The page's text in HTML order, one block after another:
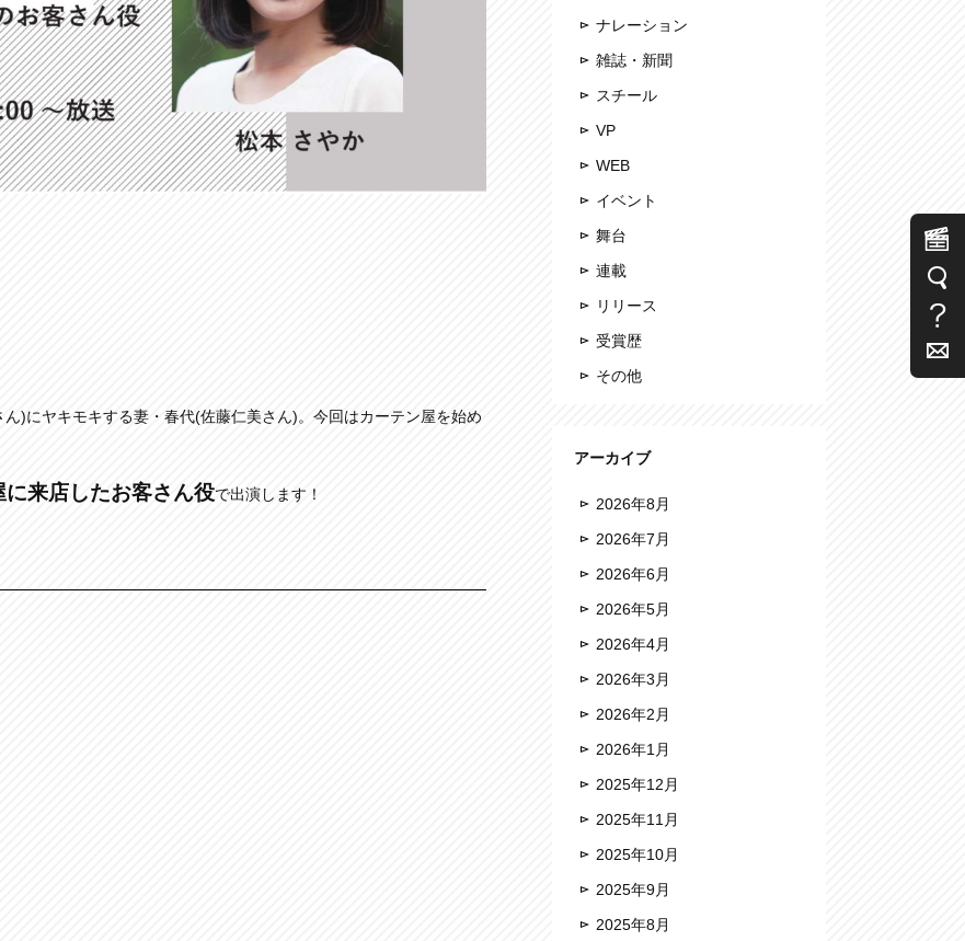
)にヤキモキする妻・春代(佐藤仁美さん)。今回はカーテン屋を始め
来店したお客さん役で出演します！
ナレーション
雑誌・新聞
スチール
VP
WEB
イベント
舞台
連載
リリース
受賞歴
その他
アーカイブ
2026年8月
2026年7月
2026年6月
2026年5月
2026年4月
2026年3月
2026年2月
2026年1月
2025年12月
2025年11月
2025年10月
2025年9月
2025年8月